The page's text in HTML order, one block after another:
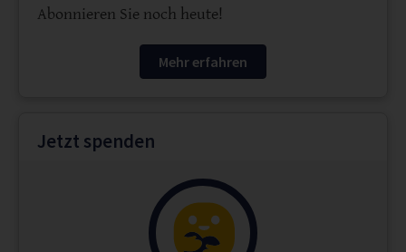
Abonnieren Sie noch heute!
Mehr erfahren
Jetzt spenden